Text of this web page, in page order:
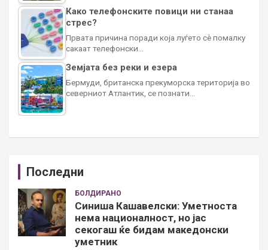
Како телефонските повици ни станаа
стрес?
Првата причина поради која луѓето сè помалку
сакаат телефонски…
Земјата без реки и езера
Бермуди, британска прекуморска територија во
северниот Атлантик, се познати…
Последни
БОЛДИРАНО
Синиша Кашавелски: Уметноста
нема националност, но јас
секогаш ќе бидам македонски
уметник